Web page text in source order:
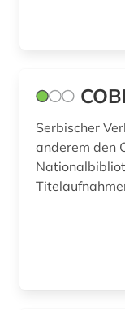
Serbischer
anderem den